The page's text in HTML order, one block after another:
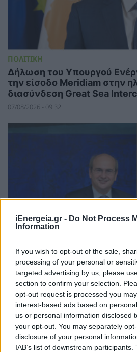
iEnergeia.gr - Do Not Process
Information
If you wish to opt-out of the sale,
processing of your personal or
targeted advertising by us, please
section to confirm your selection.
opt-out request is processed you
interest-based ads based on
us or personal information disclosed
your opt-out. You may separately
disclosure of your personal
IAB’s list of downstream
ΠΟΛΙΤΙΚΗ
Δήλωση του Υπουργού
την είσοδο Meridiam στην
διασύνδεση Great Sea
07/08/2026 - 09:32
ΠΟΛΙΤΙΚΗ
Κ. Χατζηδάκης: Στον
οι αμφισβητήσεις για το
ηλεκτρικής διασύνδεσης
06/08/2026 - 14:37